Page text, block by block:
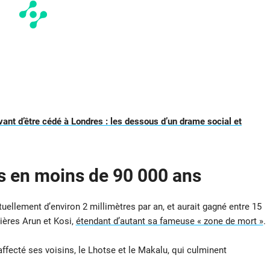
d’être cédé à Londres : les dessous d’un drame social et
en moins de 90 000 ans
d’environ 2 millimètres par an, et aurait gagné entre 15
Arun et Kosi, étendant d’autant sa fameuse « zone de mort ».
ses voisins, le Lhotse et le Makalu, qui culminent